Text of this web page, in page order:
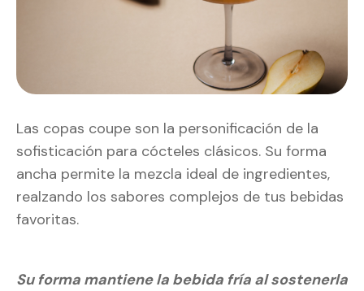
Las copas coupe son la personificación de la
sofisticación para cócteles clásicos. Su forma
ancha permite la mezcla ideal de ingredientes,
realzando los sabores complejos de tus bebidas
favoritas.
Su forma mantiene la bebida fría al sostenerla